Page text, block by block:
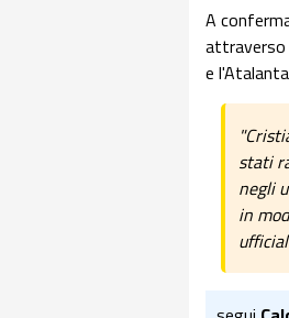
A
attraverso
e
stati
negli
in